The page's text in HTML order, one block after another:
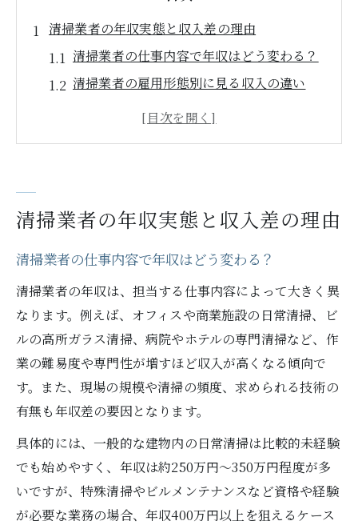
清掃業者の年収実態と収入差の理由
清掃業者の仕事内容で年収はどう変わる？
清掃業者の雇用形態別に見る収入の違い
清掃業者の年収が安い理由と背景に迫る
清掃業者で年収600万円を達成する方法
基準
清掃業者が年収600万に到達するための条
件
清掃業者で年収2000万は夢ではないのか
清掃業者の年収600万達成例から学ぶポイ
ント
清掃業者の手取り年収と生活水準の関係
清掃業者の月収で実現できる生活レベル
清掃業者の給料が安い理由と節約術
清掃業者の年収実態と収入差の理由
清掃業者の仕事内容で年収はどう変わる？
清掃業者の年収は、担当する仕事内容によって大きく異
なります。例えば、オフィスや商業施設の日常清掃、ビ
ルの高所ガラス清掃、病院やホテルの専門清掃など、作
業の難易度や専門性が増すほど収入が高くなる傾向で
す。また、現場の規模や清掃の頻度、求められる技術の
有無も年収差の要因となります。
具体的には、一般的な建物内の日常清掃は比較的未経験
でも始めやすく、年収は約250万円～350万円程度が多
いですが、特殊清掃やビルメンテナンスなど資格や経験
が必要な業務の場合、年収400万円以上を狙えるケース